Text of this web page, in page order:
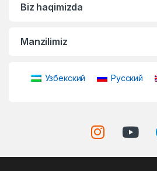
Biz haqimizda
Manzilimiz
Узбекский Русский